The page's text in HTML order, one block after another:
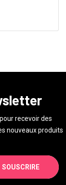
recevoir des
nouveaux produits
SOUSCRIRE